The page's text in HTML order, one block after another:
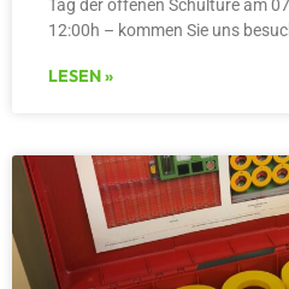
Tag der offenen Schultüre am
12:00h – kommen Sie uns
LESEN »